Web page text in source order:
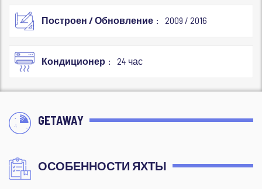
Построен / Обновление 2009 / 2016
Кондиционер 24 час
GETAWAY
ОСОБЕННОСТИ ЯХТЫ